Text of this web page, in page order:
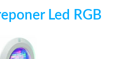
Led RGB